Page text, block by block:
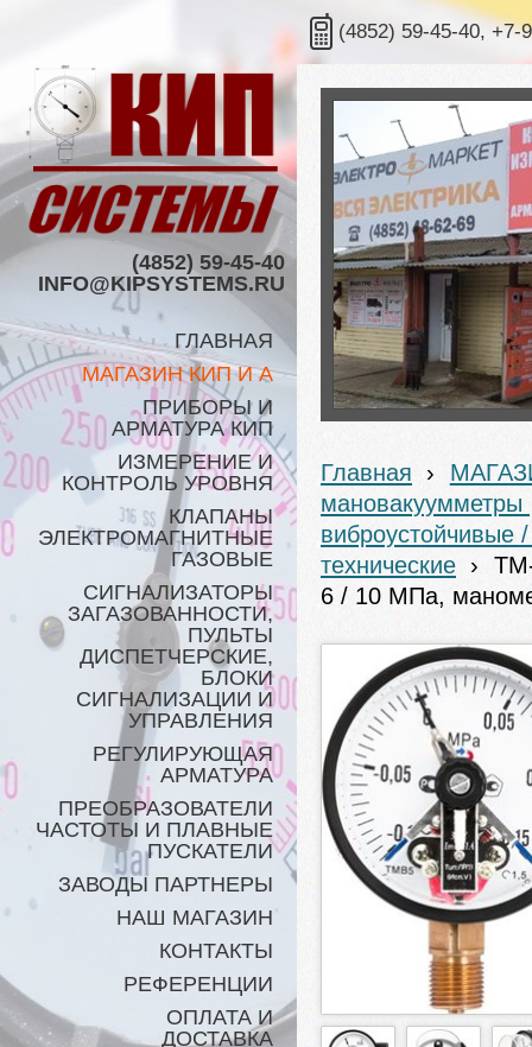
(4852) 59-45-40, +7-
(4852) 59-45-40
INFO@KIPSYSTEMS.RU
ГЛАВНАЯ
МАГАЗИН КИП И А
ПРИБОРЫ И
АРМАТУРА КИП
ИЗМЕРЕНИЕ И
КОНТРОЛЬ УРОВНЯ
КЛАПАНЫ
ЭЛЕКТРОМАГНИТНЫЕ
ГАЗОВЫЕ
СИГНАЛИЗАТОРЫ
ЗАГАЗОВАННОСТИ,
ПУЛЬТЫ
ДИСПЕТЧЕРСКИЕ,
БЛОКИ
СИГНАЛИЗАЦИИ И
УПРАВЛЕНИЯ
РЕГУЛИРУЮЩАЯ
АРМАТУРА
ПРЕОБРАЗОВАТЕЛИ
ЧАСТОТЫ И ПЛАВНЫЕ
ПУСКАТЕЛИ
ЗАВОДЫ ПАРТНЕРЫ
НАШ МАГАЗИН
КОНТАКТЫ
РЕФЕРЕНЦИИ
ОПЛАТА И
ДОСТАВКА
Главная ›
мановакуумметры
технические ›
6 / 10 МПа,